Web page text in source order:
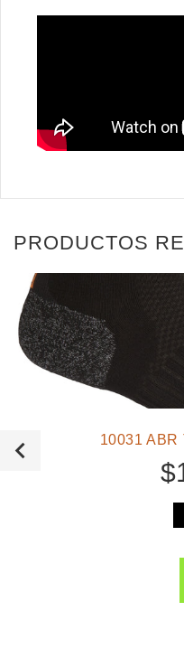
PRODUCTOS
10031 ABR